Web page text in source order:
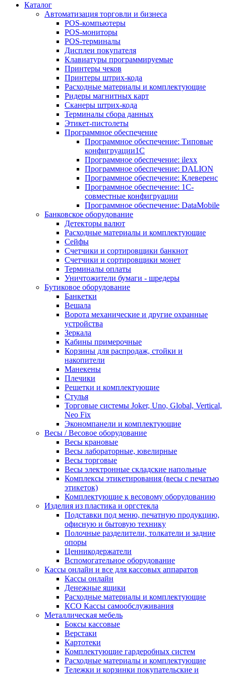
Каталог
Автоматизация торговли и бизнеса
POS-компьютеры
POS-мониторы
POS-терминалы
Дисплеи покупателя
Клавиатуры программируемые
Принтеры чеков
Принтеры штрих-кода
Расходные материалы и комплектующие
Ридеры магнитных карт
Сканеры штрих-кода
Терминалы сбора данных
Этикет-пистолеты
Программное обеспечение
Программное обеспечение: Типовые
конфигруации1С
Программное обеспечение: ilexx
Программное обеспечение: DALION
Программное обеспечение: Клеверенс
Программное обеспечение: 1С-
совместные конфигруации
Программное обеспечение: DataMobile
Банковское оборудование
Детекторы валют
Расходные материалы и комплектующие
Сейфы
Счетчики и сортировщики банкнот
Счетчики и сортировщики монет
Терминалы оплаты
Уничтожители бумаги - шредеры
Бутиковое оборудование
Банкетки
Вешала
Ворота механические и другие охранные
устройства
Зеркала
Кабины примерочные
Корзины для распродаж, стойки и
накопители
Манекены
Плечики
Решетки и комплектующие
Стулья
Торговые системы Joker, Uno, Global, Vertical,
Neo Fix
Экономпанели и комплектующие
Весы / Весовое оборудование
Весы крановые
Весы лабораторные, ювелирные
Весы торговые
Весы электронные складские напольные
Комплексы этикетирования (весы с печатью
этикеток)
Комплектующие к весовому оборудованию
Изделия из пластика и оргстекла
Подставки под меню, печатную продукцию,
офисную и бытовую технику
Полочные разделители, толкатели и задние
опоры
Ценникодержатели
Вспомогательное оборудование
Кассы онлайн и все для кассовых аппаратов
Кассы онлайн
Денежные ящики
Расходные материалы и комплектующие
КСО Кассы самообслуживания
Металлическая мебель
Боксы кассовые
Верстаки
Картотеки
Комплектующие гардеробных систем
Расходные материалы и комплектующие
Тележки и корзинки покупательские и